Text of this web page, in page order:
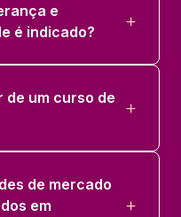
DE
e
é indicado?
de um curso de
de mercado
em